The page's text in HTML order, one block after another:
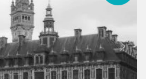
Suivant